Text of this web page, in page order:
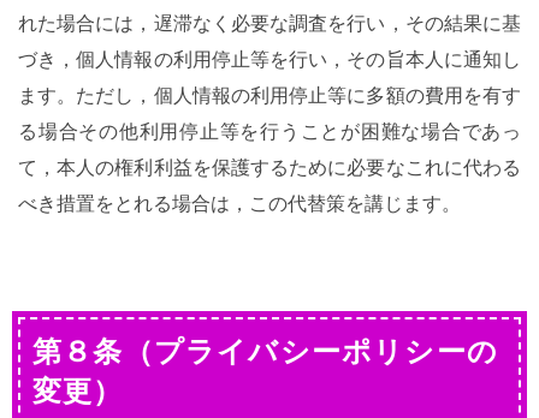
れた場合には，遅滞なく必要な調査を行い，その結果に基
づき，個人情報の利用停止等を行い，その旨本人に通知し
ます。ただし，個人情報の利用停止等に多額の費用を有す
る場合その他利用停止等を行うことが困難な場合であっ
て，本人の権利利益を保護するために必要なこれに代わる
べき措置をとれる場合は，この代替策を講じます。
第８条（プライバシーポリシーの
変更）